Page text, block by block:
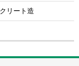
リート造